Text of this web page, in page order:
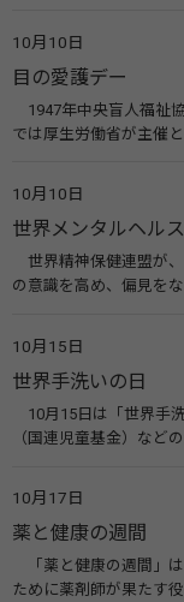
療研究会） 糖尿病ネッ
10月10日
目の愛護デー
1947年中央盲人福祉
では厚生労働省が主催
会）
10月10日
世界メンタルヘル
世界精神保健連盟が
の意識を高め、偏見を
す。 関連リンク 世界メンタルヘルスデー（厚生労働省） 働く人のメンタ
ルヘルス・ポータルサ
10月15日
世界手洗いの日
10月15日は「世界手
（国連児童基金）など
10月17日
薬と健康の週間
「薬と健康の週間」
ために薬剤師が果たす